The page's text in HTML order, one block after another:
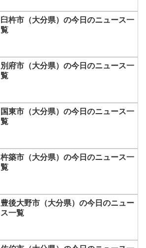
臼杵市（大分県）の今日のニュース一
覧
別府市（大分県）の今日のニュース一
覧
国東市（大分県）の今日のニュース一
覧
杵築市（大分県）の今日のニュース一
覧
豊後大野市（大分県）の今日のニュー
ス一覧